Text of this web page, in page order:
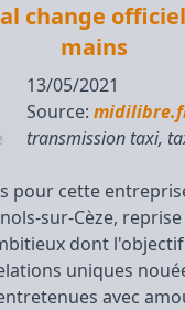
change
mains
13/05/2021
Source:
transmission taxi,
pour cette
sur-Cèze,
dont
uniques
avec